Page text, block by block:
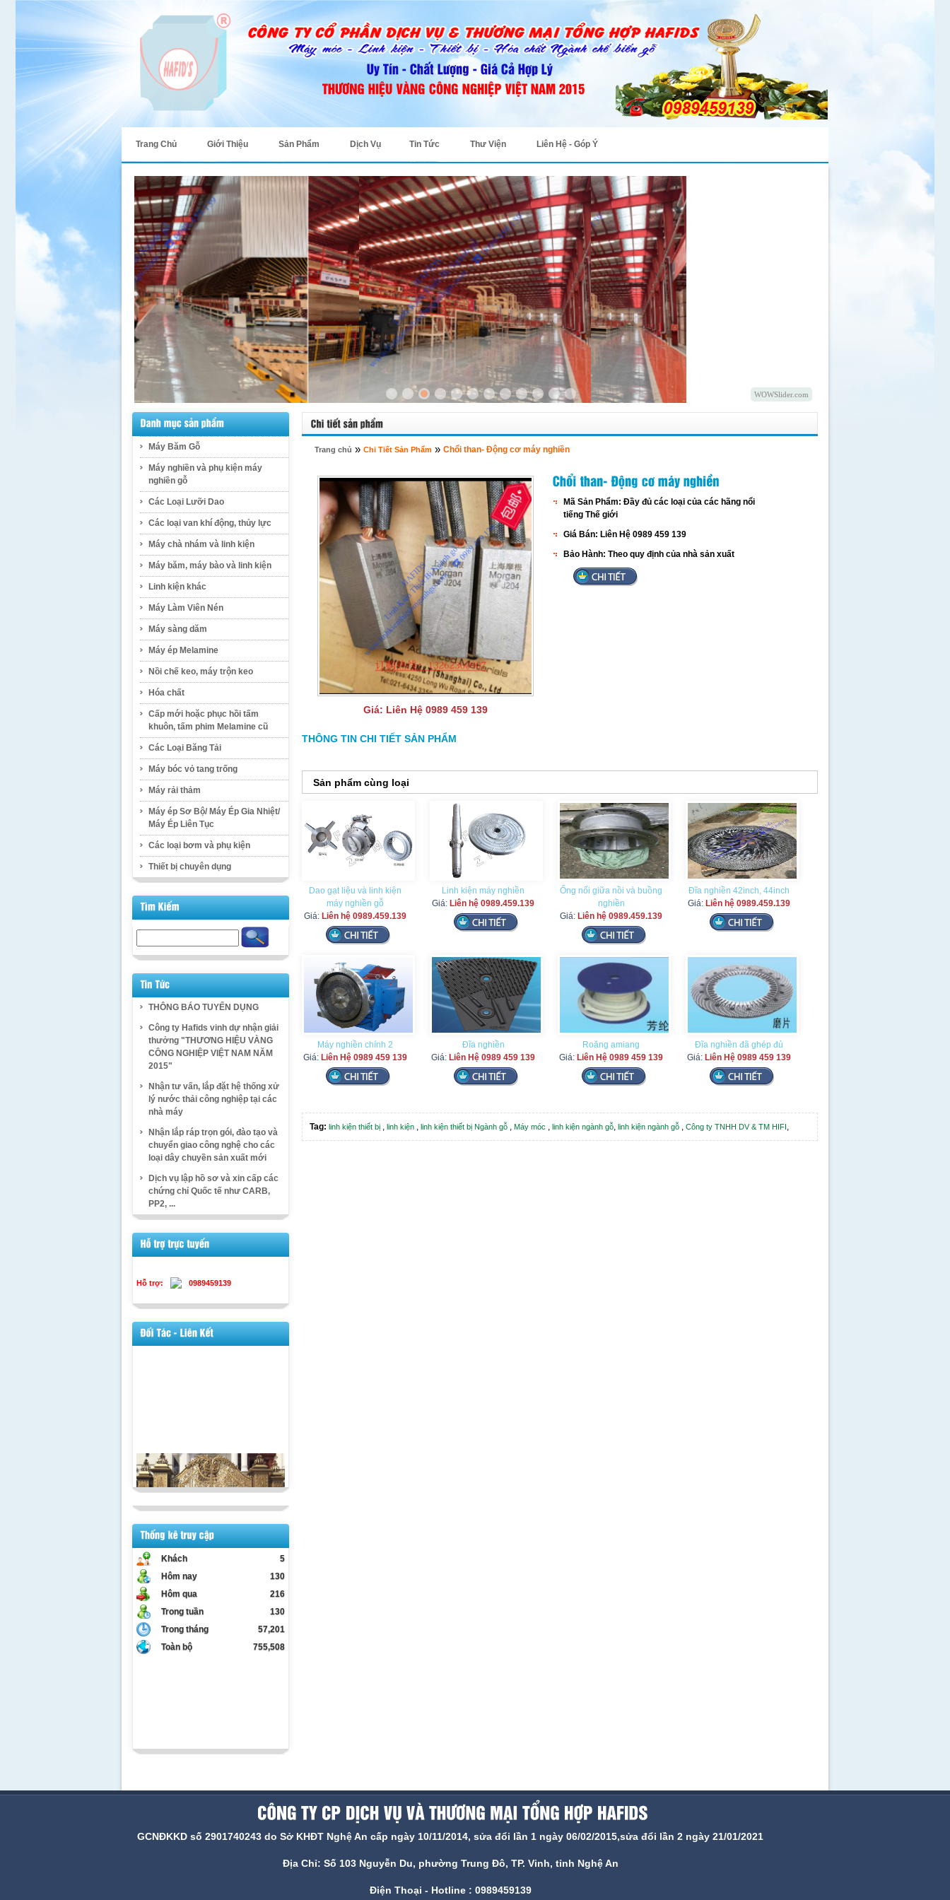
Trang Chủ Giới Thiệu Sản Phẩm Dịch Vụ Tin Tức Thư Viện Liên Hệ - Góp Ý
WOWSlider.com
Máy Băm Gỗ
Máy nghiền và phụ kiện máy
nghiền gỗ
Các Loại Lưỡi Dao
Các loại van khí động, thủy lực
Máy chà nhám và linh kiện
Máy băm, máy bào và linh kiện
Linh kiện khác
Máy Làm Viên Nén
Máy sàng dăm
Máy ép Melamine
Nồi chế keo, máy trộn keo
Hóa chất
Cấp mới hoặc phục hồi tấm
khuôn, tấm phim Melamine cũ
Các Loại Băng Tải
Máy bóc vỏ tang trống
Máy rải thảm
Máy ép Sơ Bộ/ Máy Ép Gia Nhiệt/
Máy Ép Liên Tục
Các loại bơm và phụ kiện
Thiết bị chuyên dụng
THÔNG BÁO TUYỂN DỤNG
Công ty Hafids vinh dự nhận giải
thưởng "THƯƠNG HIỆU VÀNG
CÔNG NGHIỆP VIỆT NAM NĂM
2015"
Nhận tư vấn, lắp đặt hệ thống xử
lý nước thải công nghiệp tại các
nhà máy
Nhận lắp ráp trọn gói, đào tạo và
chuyển giao công nghệ cho các
loại dây chuyền sản xuất mới
Dịch vụ lập hồ sơ và xin cấp các
chứng chỉ Quốc tế như CARB,
PP2, ...
Hỗ trợ: 0989459139
Khách
5
Hôm nay
130
Hôm qua
216
Trong tuần
130
Trong tháng
57,201
Toàn bộ
755,508
Trang chủ » Chi Tiết Sản Phẩm » Chổi than- Động cơ máy nghiền
Giá: Liên Hệ 0989 459 139
Mã Sản Phẩm: Đầy đủ các loại của các hãng nổi
tiếng Thế giới
Giá Bán: Liên Hệ 0989 459 139
Bảo Hành: Theo quy định của nhà sản xuất
THÔNG TIN CHI TIẾT SẢN PHẨM
Sản phẩm cùng loại
Dao gạt liệu và linh kiện
máy nghiền gỗ
Giá: Liên hệ 0989.459.139
Linh kiện máy nghiền
Giá: Liên hệ 0989.459.139
Ống nối giữa nồi và buồng
nghiền
Giá: Liên hệ 0989.459.139
Đĩa nghiền 42inch, 44inch
Giá: Liên hệ 0989.459.139
Máy nghiền chính 2
Giá: Liên Hệ 0989 459 139
Đĩa nghiền
Giá: Liên Hệ 0989 459 139
Roăng amiang
Giá: Liên Hệ 0989 459 139
Đĩa nghiền đã ghép đủ
Giá: Liên Hệ 0989 459 139
Tag: linh kiện thiết bị , linh kiện , linh kiện thiết bị Ngành gỗ , Máy móc , linh kiện ngành gỗ, linh kiện ngành gỗ , Công ty TNHH DV & TM HIFI ,
GCNĐKKD số 2901740243 do Sở KHĐT Nghệ An cấp ngày 10/11/2014, sửa đổi lần 1 ngày 06/02/2015,sửa đổi lần 2 ngày 21/01/2021
Địa Chỉ: Số 103 Nguyễn Du, phường Trung Đô, TP. Vinh, tỉnh Nghệ An
Điện Thoại - Hotline : 0989459139